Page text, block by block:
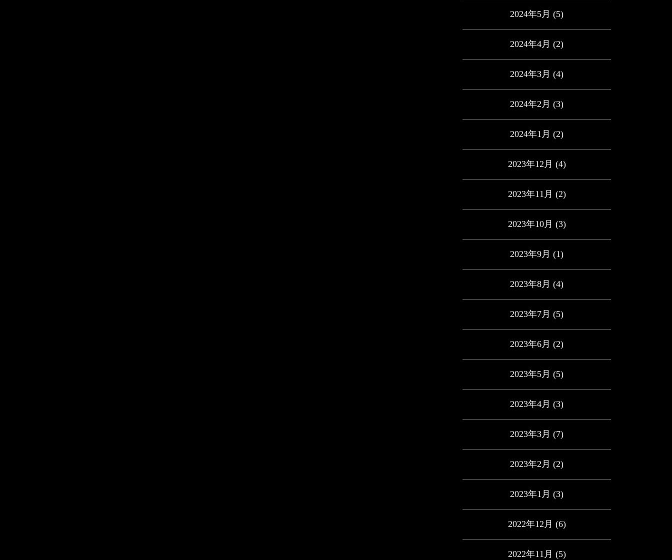
2024年5月 (5)
2024年4月 (2)
2024年3月 (4)
2024年2月 (3)
2024年1月 (2)
2023年12月 (4)
2023年11月 (2)
2023年10月 (3)
2023年9月 (1)
2023年8月 (4)
2023年7月 (5)
2023年6月 (2)
2023年5月 (5)
2023年4月 (3)
2023年3月 (7)
2023年2月 (2)
2023年1月 (3)
2022年12月 (6)
2022年11月 (5)